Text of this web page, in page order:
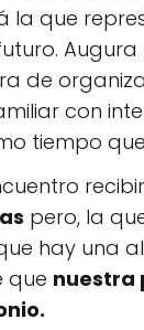
la que
Augura
de
con
tiempo
pero, la
hay una
que nuestra